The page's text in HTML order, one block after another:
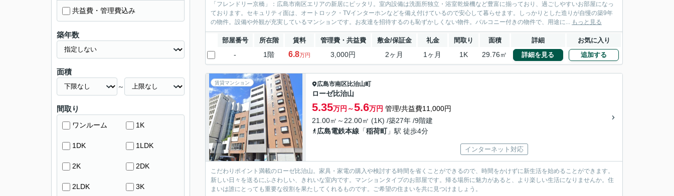
「フレンドリー京橋」：広島市南区エリアの新居にピッタリ。室内設備は洗面所独立・浴室乾燥機など豊富に揃っており、過ごしやすいお部屋になっ
ております。セキュリティ面は、オートロック・TVインターホンなどを備え付けているので安心して暮らせます。しっかりとした造りが自慢の築9年
の物件。設備や外観が充実しているマンションです。お友達を招待するのも恥ずかしくない物件。バルコニー付きの物件で、用途に... もっと見る
部屋番号 所在階 賃料 管理費・共益費 敷金/保証金 礼金 間取り 面積 詳細 お気に入り
- 1階 6.8万円 3,000円 2ヶ月 1ヶ月 1K 29.76㎡ 詳細を見る 追加する
賃貸マンション 広島市南区比治山町
ローゼ比治山
5.35万円～5.6万円 管理/共益費11,000円
21.00㎡～22.00㎡ (1K) /築27年 /9階建
広島電鉄本線 「稲荷町」駅 徒歩4分
インターネット対応
こだわりポイント満載のローゼ比治山。家具・家電の購入や検討する時間を省くことができるので、時間をかけずに新生活を始めることができます。
新しい日々を送るにふさわしい、きれいな室内です。マンションタイプのお部屋です。帰る場所に魅力があると、より楽しい生活になりませんか。住
まいは誰にとっても重要な役割を果たしてくれるものです。ご希望の住まいを共に見つけましょう。
共益費・管理費込み
築年数
面積
～
間取り
ワンルーム 1K
1DK 1LDK
2K 2DK
2LDK 3K